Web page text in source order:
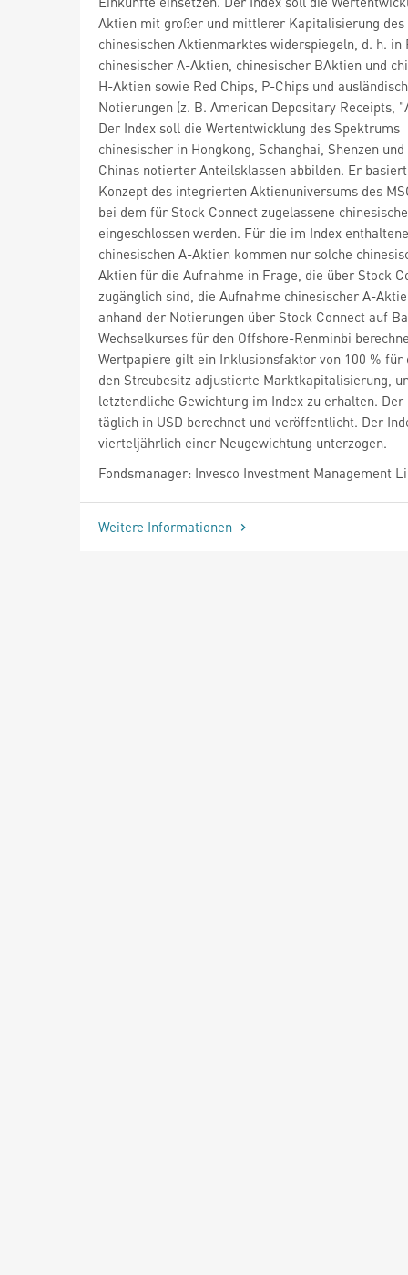
Aktien mit großer und mittlerer Kapitalisierung des
chinesischen Aktienmarktes widerspiegeln, d. h. in
chinesischer A-Aktien, chinesischer BAktien und
H-Aktien sowie Red Chips, P-Chips und
Notierungen (z. B. American Depositary Receipts,
Der Index soll die Wertentwicklung des Spektrums
chinesischer in Hongkong, Schanghai, Shenzen
Chinas notierter Anteilsklassen abbilden. Er
Konzept des integrierten Aktienuniversums des
bei dem für Stock Connect zugelassene
eingeschlossen werden. Für die im Index
chinesischen A-Aktien kommen nur solche
Aktien für die Aufnahme in Frage, die über Stock
zugänglich sind, die Aufnahme chinesischer A-
anhand der Notierungen über Stock Connect auf
Wechselkurses für den Offshore-Renminbi
Wertpapiere gilt ein Inklusionsfaktor von 100 % für
den Streubesitz adjustierte Marktkapitalisierung,
letztendliche Gewichtung im Index zu erhalten. Der
täglich in USD berechnet und veröffentlicht. Der
vierteljährlich einer Neugewichtung unterzogen.
Fondsmanager: Invesco Investment Management
Weitere Informationen